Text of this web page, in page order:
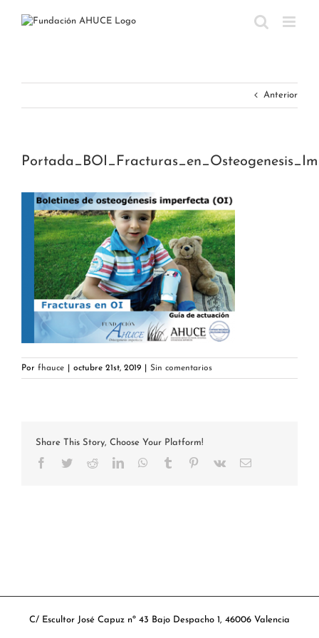
Anterior
Por fhauce octubre 21st, 2019 Sin comentarios
Share This Story, Choose Your Platform!
Facebook
TwitterRedditLinkedInWhatsApp
Tumblr Pinterest
Vk
Correo
C/ Escultor José Capuz nº 43 Bajo Despacho 1, 46006 Valencia